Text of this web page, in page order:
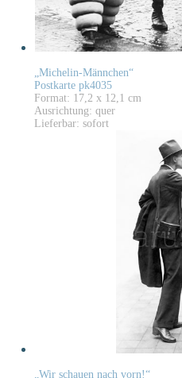
„Michelin-Männchen“
Postkarte pk4035
Format: 17,2 x 12,1 cm
Ausrichtung: quer
Lieferbar: sofort
„Wir schauen nach vorn!“